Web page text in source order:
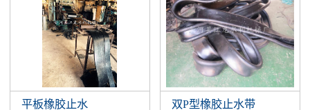
平板橡胶止水 双P型橡胶止水带